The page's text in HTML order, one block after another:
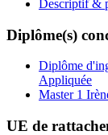
Descriptif &
Diplôme(s)
Diplôme
Appliquée
Master 1
UE de